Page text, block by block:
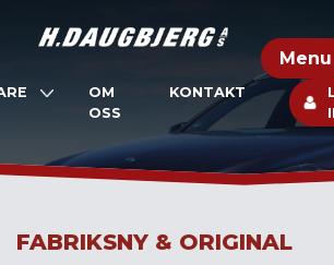
Menu
OM
OSS
KONTAKT
FABRIKSNY & ORIGINAL